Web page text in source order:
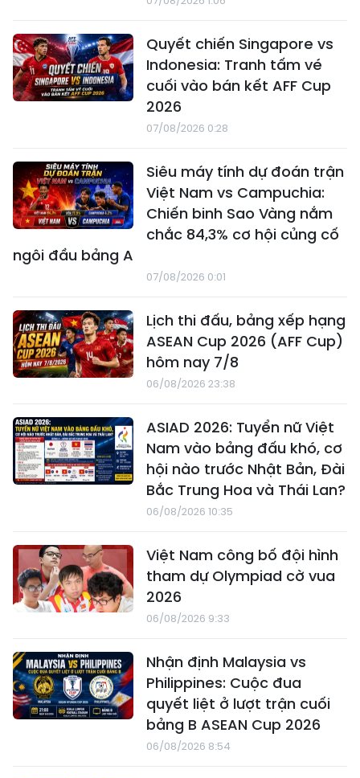
Quyết chiến Singapore vs
Indonesia: Tranh tấm vé
cuối vào bán kết AFF Cup
2026
07/08/2026 0:28
Siêu máy tính dự đoán trận
Việt Nam vs Campuchia:
Chiến binh Sao Vàng nắm
chắc 84,3% cơ hội củng cố
ngôi đầu bảng A
07/08/2026 0:01
Lịch thi đấu, bảng xếp hạng
ASEAN Cup 2026 (AFF Cup)
hôm nay 7/8
06/08/2026 23:38
ASIAD 2026: Tuyển nữ Việt
Nam vào bảng đấu khó, cơ
hội nào trước Nhật Bản, Đài
Bắc Trung Hoa và Thái Lan?
06/08/2026 10:35
Việt Nam công bố đội hình
tham dự Olympiad cờ vua
2026
06/08/2026 9:33
Nhận định Malaysia vs
Philippines: Cuộc đua
quyết liệt ở lượt trận cuối
bảng B ASEAN Cup 2026
06/08/2026 8:54